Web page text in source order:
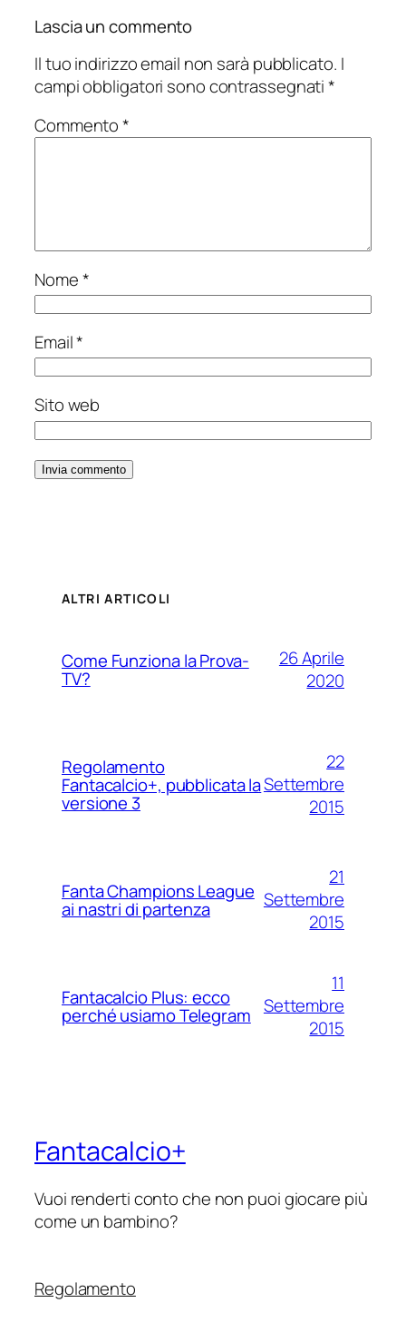
Lascia un commento
Il tuo indirizzo email non sarà pubblicato. I
campi obbligatori sono contrassegnati*
Commento*
Nome*
Email*
Sito web
ALTRI ARTICOLI
Come Funziona la Prova-
TV?
26 Aprile
2020
Regolamento
Fantacalcio+, pubblicata la
versione 3
22
Settembre
2015
Fanta Champions League
ai nastri di partenza
21
Settembre
2015
Fantacalcio Plus: ecco
perché usiamo Telegram
11
Settembre
2015
Fantacalcio+
Vuoi renderti conto che non puoi giocare più
come un bambino?
Regolamento